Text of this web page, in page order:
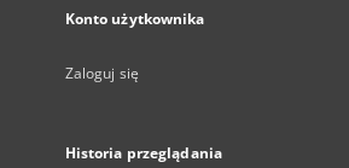
Konto użytkownika
Zaloguj się
Historia przeglądania